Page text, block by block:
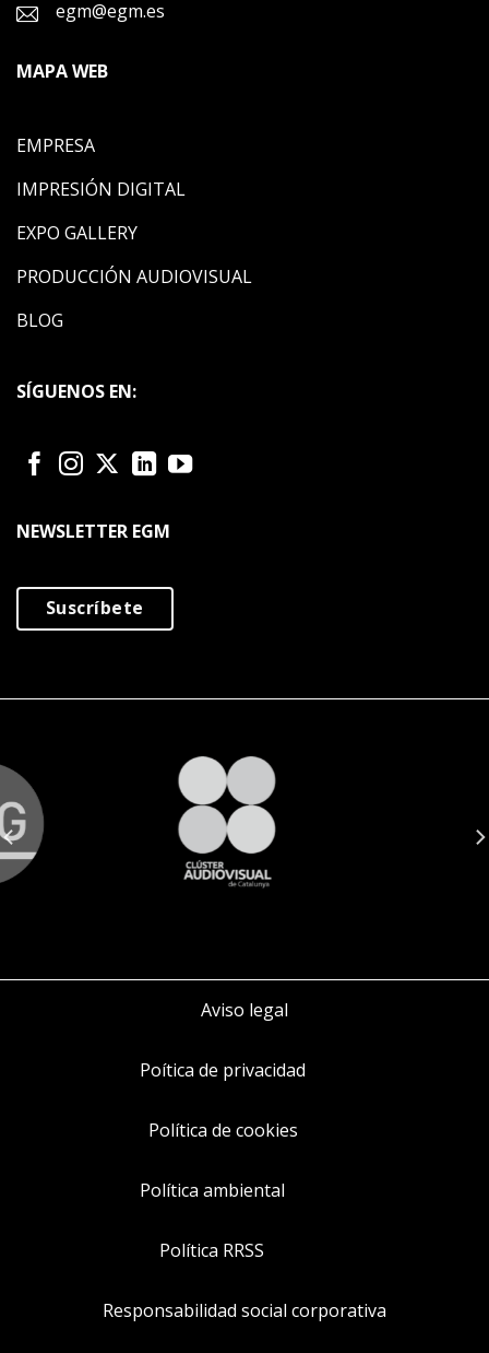
egm@egm.es
MAPA WEB
EMPRESA
IMPRESIÓN DIGITAL
EXPO GALLERY
PRODUCCIÓN AUDIOVISUAL
BLOG
SÍGUENOS EN:
NEWSLETTER EGM
Suscríbete
Aviso legal
Poítica de privacidad
Política de cookies
Política ambiental
Política RRSS
Responsabilidad social corporativa